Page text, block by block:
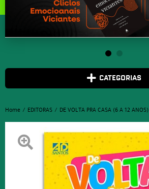
CATEGORIAS
Home EDITORAS DE VOLTA PRA CASA (6 A 12 ANOS)